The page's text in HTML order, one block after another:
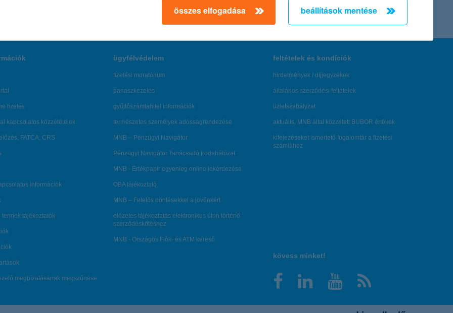
fizetés
kapcsolatos közzétételek
FATCA, CRS
információk
termék tájékoztatók
megbízatásának megszűnése
ügyfélvédelem
fizetési moratórium
panaszkezelés
gyűjtőszámlahitel információk
természetes személyek adósságrendezése
MNB – Pénzügyi Navigátor
Pénzügyi Navigátor Tanácsadó Irodahálózat
MNB - Értékpapír egyenleg online lekérdezése
OBA tájékoztató
MNB – Felelős döntésekkel a jövőnkért
előzetes tájékoztatás elektronikus úton történő
szerződéskötéshez
MNB - Országos Fiók- és ATM kereső
feltételek és kondíciók
hirdetmények / díjjegyzékek
általános szerződési feltételek
üzletszabályzat
aktuális, MNB által közzétett BUBOR értékek
kifejezéseket ismertető fogalomtár a fizetési
számlához
kövess minket!
összes elfogadása beállítások mentése